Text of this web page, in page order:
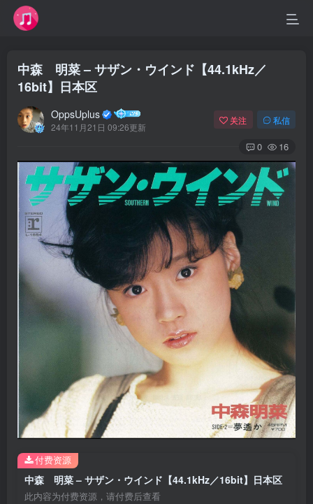
中森 明菜 – サザン・ウインド【44.1kHz／
16bit】日本区
OppsUplus
24年11月21日 09:26更新
关注 私信
0 16
中森 明菜 – サザン・ウインド【44.1kHz／16bit】日本区
此内容为付费资源，请付费后查看
付费资源